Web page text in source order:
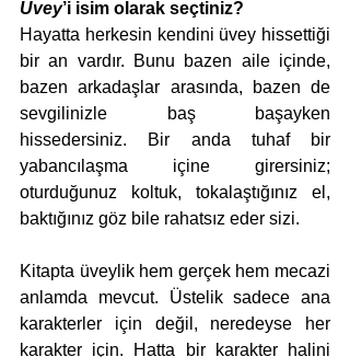
Üvey’i isim olarak seçtiniz?
Hayatta herkesin kendini üvey hissettiği
bir an vardır. Bunu bazen aile içinde,
bazen arkadaşlar arasında, bazen de
sevgilinizle baş başayken
hissedersiniz. Bir anda tuhaf bir
yabancılaşma içine girersiniz;
oturduğunuz koltuk, tokalaştığınız el,
baktığınız göz bile rahatsız eder sizi.
Kitapta üveylik hem gerçek hem mecazi
anlamda mevcut. Üstelik sadece ana
karakterler için değil, neredeyse her
karakter için. Hatta bir karakter halini